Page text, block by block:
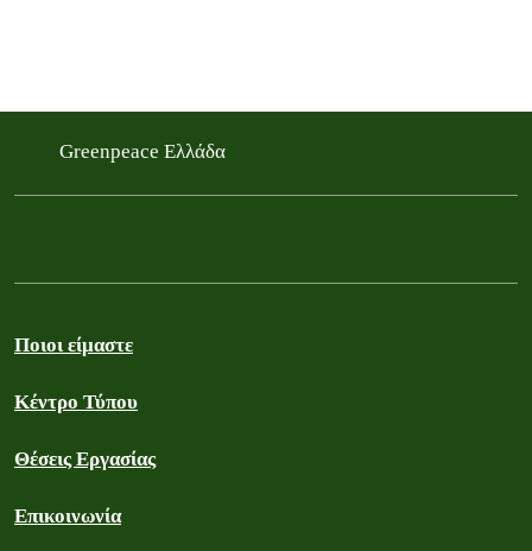
Greenpeace Ελλάδα
Ποιοι είμαστε
Κέντρο Τύπου
Θέσεις Εργασίας
Επικοινωνία